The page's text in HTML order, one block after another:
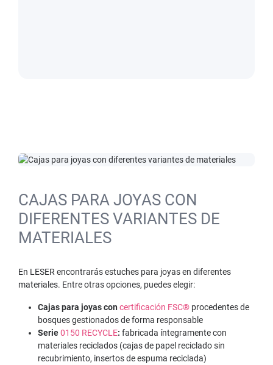
CAJAS PARA JOYAS CON
DIFERENTES VARIANTES DE
MATERIALES
En LESER encontrarás estuches para joyas en diferentes
materiales. Entre otras opciones, puedes elegir:
Cajas para joyas con certificación FSC® procedentes de
bosques gestionados de forma responsable
Serie0150 RECYCLE: fabricada íntegramente con
materiales reciclados (cajas de papel reciclado sin
recubrimiento, insertos de espuma reciclada)